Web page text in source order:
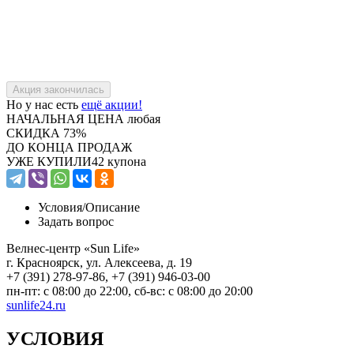
Но у нас есть ещё акции!
НАЧАЛЬНАЯ ЦЕНА любая
СКИДКА 73%
ДО КОНЦА ПРОДАЖ
УЖЕ КУПИЛИ42 купона
Условия/Описание
Задать вопрос
Велнес-центр «Sun Life»
г. Красноярск, ул. Алексеева, д. 19
+7 (391) 278-97-86, +7 (391) 946-03-00
пн-пт: с 08:00 до 22:00, сб-вс: с 08:00 до 20:00
sunlife24.ru
УСЛОВИЯ